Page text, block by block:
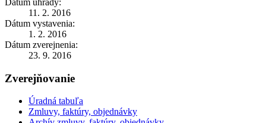
11. 2. 2016
Dátum vystavenia:
1. 2. 2016
Dátum zverejnenia:
23. 9. 2016
Zverejňovanie
Úradná tabuľa
Zmluvy, faktúry, objednávky